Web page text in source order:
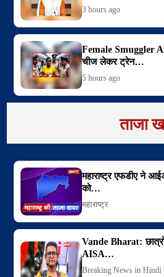
3 hours ago
Female Smuggler
चीज लेकर ट्रेन…
5 hours ago
ताजा
महाराष्ट्र एफडीए ने
को…
महाराष्ट्र
Vande Bharat:
AISA…
Breaking News in Hindi